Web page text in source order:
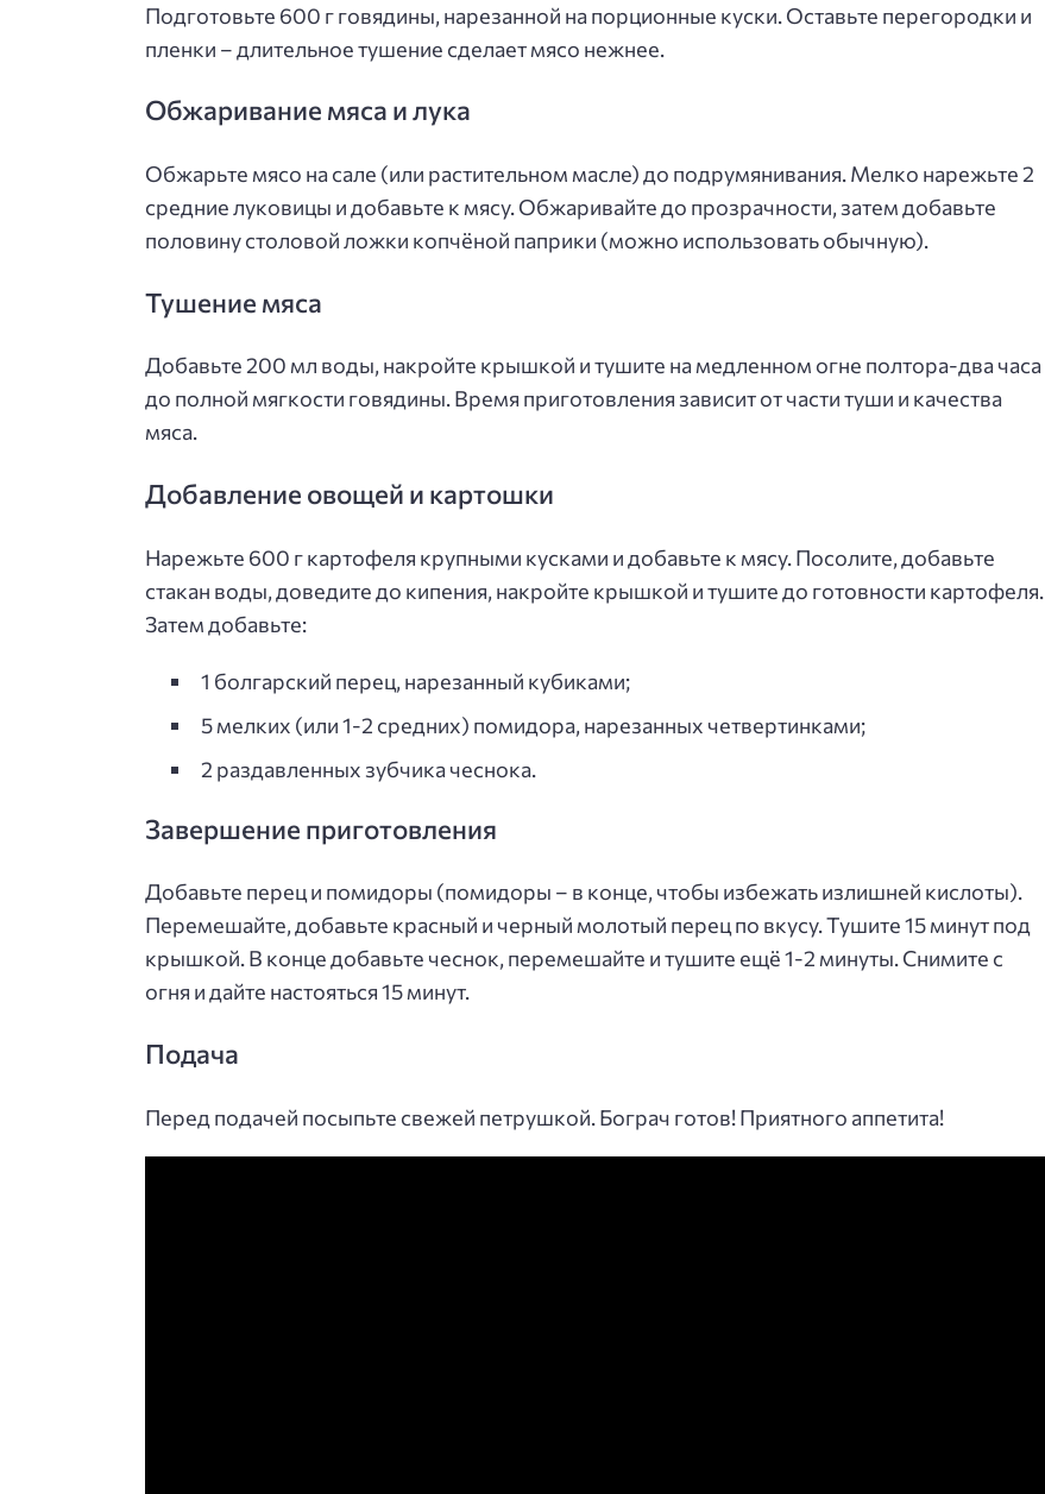
Подготовьте 600 г говядины, нарезанной на порционные куски. Оставьте перегородки и
пленки – длительное тушение сделает мясо нежнее.
Обжаривание мяса и лука
Обжарьте мясо на сале (или растительном масле) до подрумянивания. Мелко нарежьте 2
средние луковицы и добавьте к мясу. Обжаривайте до прозрачности, затем добавьте
половину столовой ложки копчёной паприки (можно использовать обычную).
Тушение мяса
Добавьте 200 мл воды, накройте крышкой и тушите на медленном огне полтора-два часа
до полной мягкости говядины. Время приготовления зависит от части туши и качества
мяса.
Добавление овощей и картошки
Нарежьте 600 г картофеля крупными кусками и добавьте к мясу. Посолите, добавьте
стакан воды, доведите до кипения, накройте крышкой и тушите до готовности картофеля.
Затем добавьте:
1 болгарский перец, нарезанный кубиками;
5 мелких (или 1-2 средних) помидора, нарезанных четвертинками;
2 раздавленных зубчика чеснока.
Завершение приготовления
Добавьте перец и помидоры (помидоры – в конце, чтобы избежать излишней кислоты).
Перемешайте, добавьте красный и черный молотый перец по вкусу. Тушите 15 минут под
крышкой. В конце добавьте чеснок, перемешайте и тушите ещё 1-2 минуты. Снимите с
огня и дайте настояться 15 минут.
Подача
Перед подачей посыпьте свежей петрушкой. Бограч готов! Приятного аппетита!